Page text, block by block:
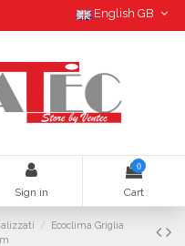
English GB
Sign in
0
Cart
Ecoclima Griglia